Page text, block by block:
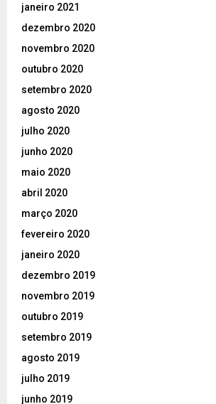
janeiro 2021
dezembro 2020
novembro 2020
outubro 2020
setembro 2020
agosto 2020
julho 2020
junho 2020
maio 2020
abril 2020
março 2020
fevereiro 2020
janeiro 2020
dezembro 2019
novembro 2019
outubro 2019
setembro 2019
agosto 2019
julho 2019
junho 2019